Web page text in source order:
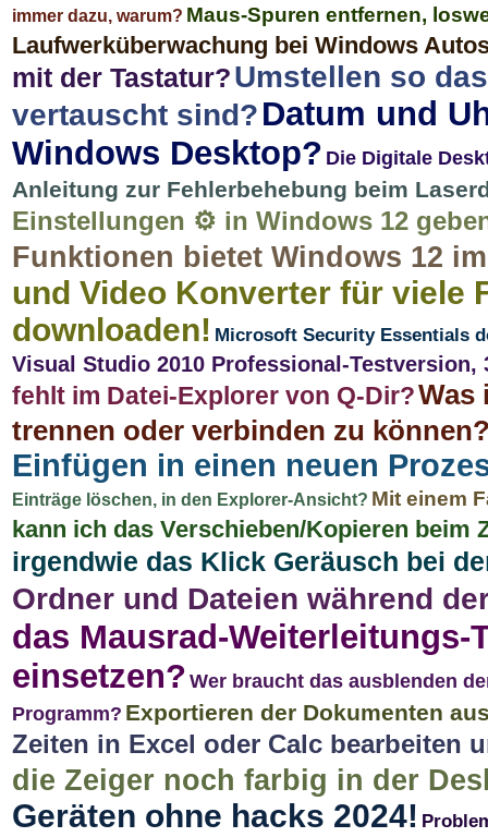
immer dazu, warum? Maus-Spuren entfernen,
Laufwerküberwachung bei Windows
mit der Tastatur?Umstellen so
vertauscht sind?Datum und
Windows Desktop? Die Digitale
Anleitung zur Fehlerbehebung beim
Einstellungen ⚙️ in Windows 12
Funktionen bietet Windows 12
und Video Konverter für viele
downloaden! Microsoft Security Essentials
Visual Studio 2010 Professional-Testversion,
fehlt im Datei-Explorer von Q-Dir?Was
trennen oder verbinden zu
Einfügen in einen neuen
Einträge löschen, in den Explorer-Ansicht? Mit einem
kann ich das Verschieben/Kopieren beim
irgendwie das Klick Geräusch bei
Ordner und Dateien während
das Mausrad-Weiterleitungs-
einsetzen? Wer braucht das ausblenden
Programm? Exportieren der Dokumenten
Zeiten in Excel oder Calc bearbeiten
die Zeiger noch farbig in der
Geräten ohne hacks 2024!